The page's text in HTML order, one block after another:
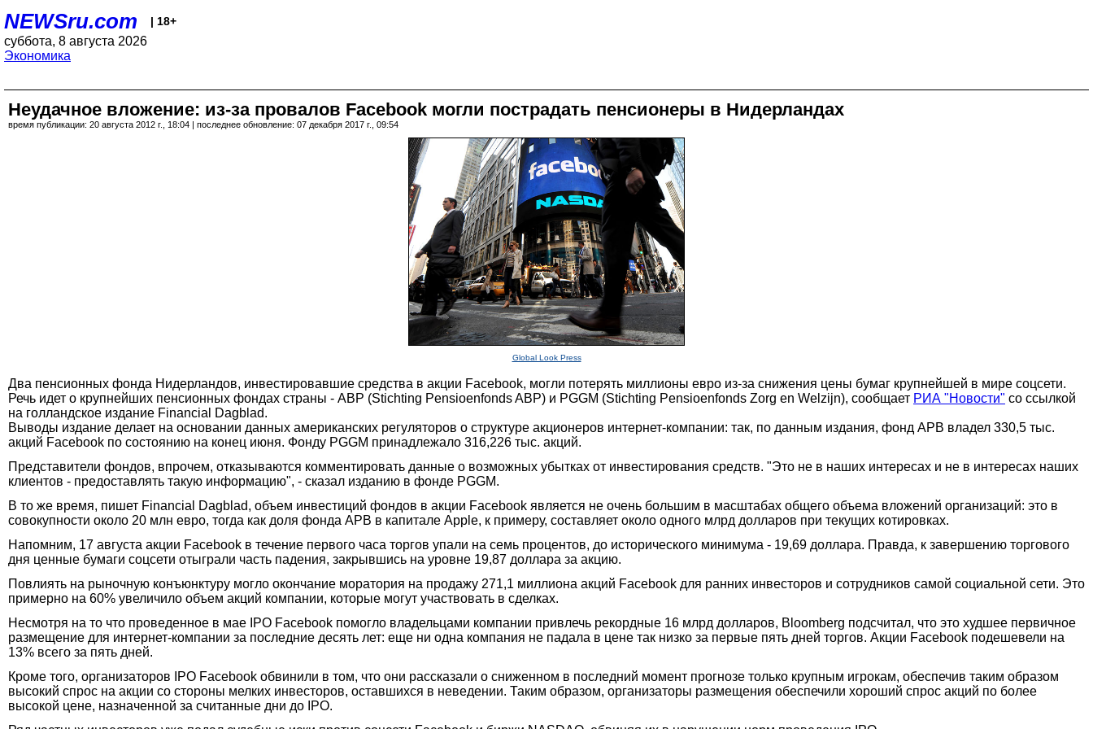
NEWSru.com | 18+
суббота, 8 августа 2026
Экономика
Неудачное вложение: из-за провалов Facebook могли пострадать пенсионеры в Нидерландах
время публикации: 20 августа 2012 г., 18:04 | последнее обновление: 07 декабря 2017 г., 09:54
Global Look Press
Два пенсионных фонда Нидерландов, инвестировавшие средства в акции Facebook, могли потерять миллионы евро из-за снижения цены бумаг крупнейшей в мире соцсети.
Речь идет о крупнейших пенсионных фондах страны - ABP (Stichting Pensioenfonds ABP) и PGGM (Stichting Pensioenfonds Zorg en Welzijn), сообщает РИА "Новости" со ссылкой
на голландское издание Financial Dagblad.
Выводы издание делает на основании данных американских регуляторов о структуре акционеров интернет-компании: так, по данным издания, фонд APB владел 330,5 тыс.
акций Facebook по состоянию на конец июня. Фонду PGGM принадлежало 316,226 тыс. акций.
Представители фондов, впрочем, отказываются комментировать данные о возможных убытках от инвестирования средств. "Это не в наших интересах и не в интересах наших
клиентов - предоставлять такую информацию", - сказал изданию в фонде PGGM.
В то же время, пишет Financial Dagblad, объем инвестиций фондов в акции Facebook является не очень большим в масштабах общего объема вложений организаций: это в
совокупности около 20 млн евро, тогда как доля фонда APB в капитале Apple, к примеру, составляет около одного млрд долларов при текущих котировках.
Напомним, 17 августа акции Facebook в течение первого часа торгов упали на семь процентов, до исторического минимума - 19,69 доллара. Правда, к завершению торгового
дня ценные бумаги соцсети отыграли часть падения, закрывшись на уровне 19,87 доллара за акцию.
Повлиять на рыночную конъюнктуру могло окончание моратория на продажу 271,1 миллиона акций Facebook для ранних инвесторов и сотрудников самой социальной сети. Это
примерно на 60% увеличило объем акций компании, которые могут участвовать в сделках.
Несмотря на то что проведенное в мае IPO Facebook помогло владельцами компании привлечь рекордные 16 млрд долларов, Bloomberg подсчитал, что это худшее первичное
размещение для интернет-компании за последние десять лет: еще ни одна компания не падала в цене так низко за первые пять дней торгов. Акции Facebook подешевели на
13% всего за пять дней.
Кроме того, организаторов IPO Facebook обвинили в том, что они рассказали о сниженном в последний момент прогнозе только крупным игрокам, обеспечив таким образом
высокий спрос на акции со стороны мелких инвесторов, оставшихся в неведении. Таким образом, организаторы размещения обеспечили хороший спрос акций по более
высокой цене, назначенной за считанные дни до IPO.